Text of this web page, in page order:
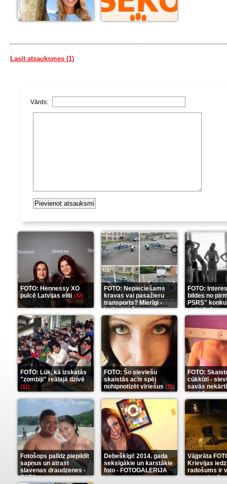
Lasīt atsauksmes (1)
Vārds:
FOTO: Hennessy XO
pulcē Latvijas eliti(32)
FOTO: Nepieciešams
kravas vai pasažieru
transports? Mierīgi -
ieskaties šeit(35)
FOTO:
bildes no
PSRS"
aizkulisēm
FOTO: Lūk, kā izskatās
"zombiji" reālajā dzīvē
(11)
FOTO: Šo sieviešu
skaistās acis spēj
nohipnotizēt vīriešus (11)
FOTO:
cūkkūtī -
savās
istabās(12)
Fotošops palīdz piepildīt
sapņus un atrast
slavenas draudzenes -
FOTO(13)
Debešķīgi! 2014. gada
seksīgākie un karstākie
foto - FOTOGALERIJA
(9)
Vājprāta
Krievijas
radošums ir